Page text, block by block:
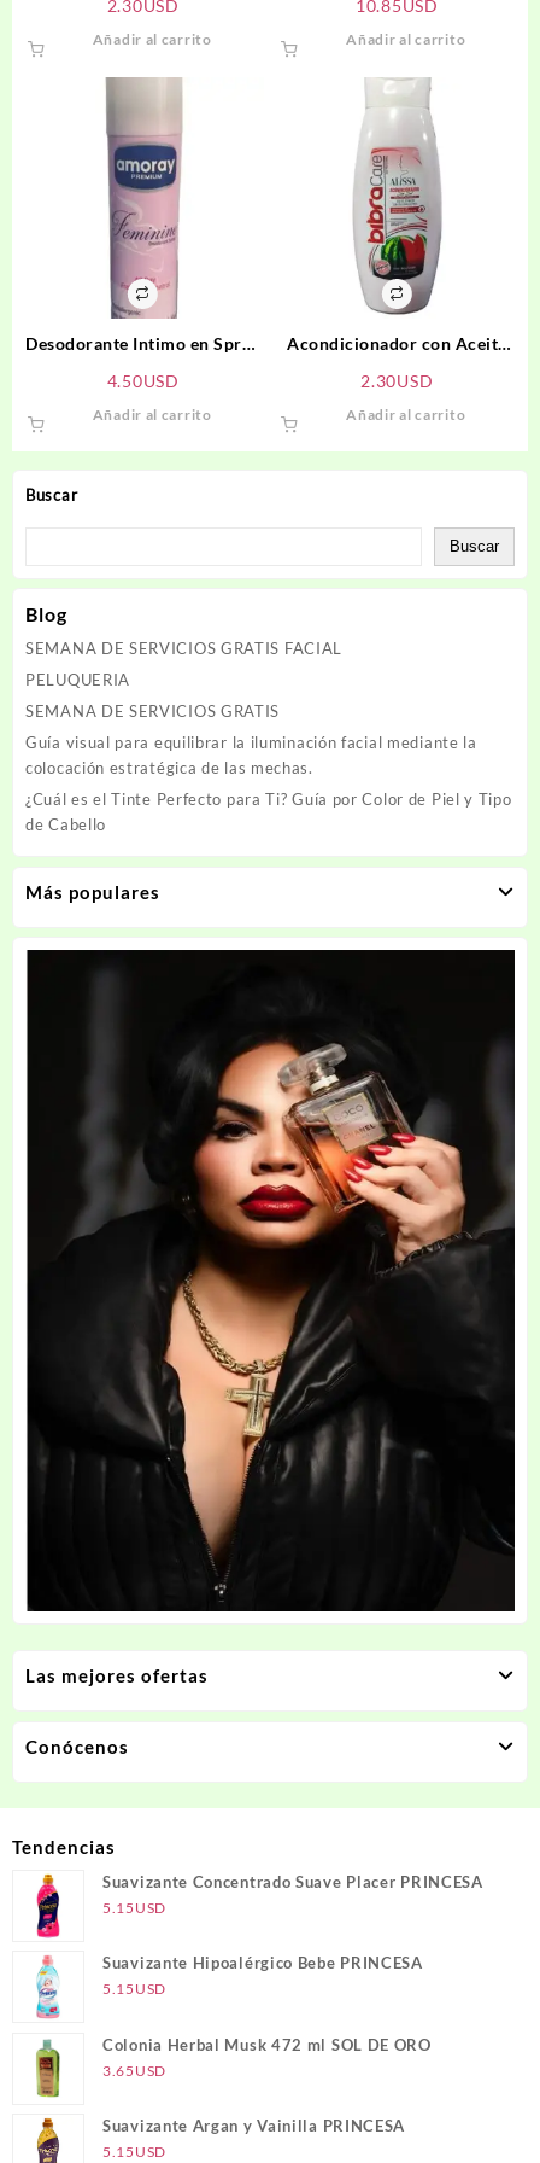
Buscar
Buscar
Blog
SEMANA DE SERVICIOS GRATIS FACIAL
PELUQUERIA
SEMANA DE SERVICIOS GRATIS
Guía visual para equilibrar la iluminación facial mediante la
colocación estratégica de las mechas.
¿Cuál es el Tinte Perfecto para Ti? Guía por Color de Piel y Tipo
de Cabello
Más populares
2.30USD
Añadir al carrito
10.85USD
Añadir al carrito
Desodorante Intimo en Spray
4.50USD
Añadir al carrito
Acondicionador con Aceite
2.30USD
Añadir al carrito
Las mejores ofertas
Conócenos
Tendencias
Suavizante Concentrado Suave Placer PRINCESA
5.15 USD
Suavizante Hipoalérgico Bebe PRINCESA
5.15 USD
Colonia Herbal Musk 472 ml SOL DE ORO
3.65 USD
Suavizante Argan y Vainilla PRINCESA
5.15 USD